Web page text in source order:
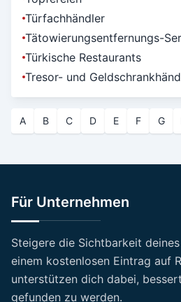
Türfachhändler
Tätowierungsentfernungs-
Türkische Restaurants
Tresor- und
A B C D E F G
Für Unternehmen
Steigere die Sichtbarkeit
einem kostenlosen Eintrag auf
unterstützen dich dabei,
gefunden zu werden.